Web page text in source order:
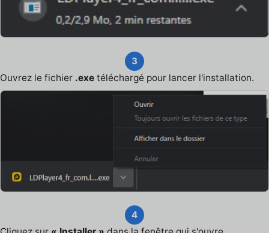
3
Ouvrez le fichier .exe téléchargé pour lancer l'installation.
4